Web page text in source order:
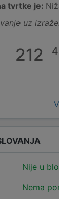
tvrtke je:
uz
212
Nije u
Nema